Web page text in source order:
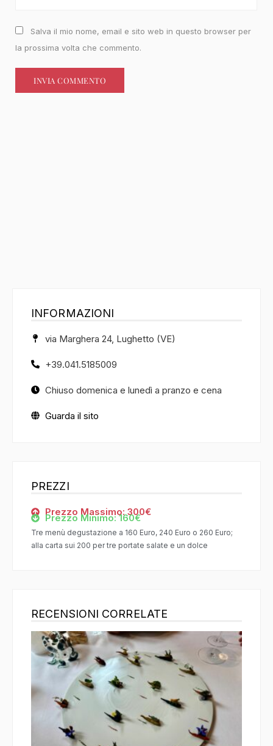
Salva il mio nome, email e sito web in questo browser per
la prossima volta che commento.
INFORMAZIONI
via Marghera 24, Lughetto (VE)
+39.041.5185009
Chiuso domenica e lunedì a pranzo e cena
Guarda il sito
PREZZI
Prezzo Massimo: 300€
Prezzo Minimo: 160€
Tre menù degustazione a 160 Euro, 240 Euro o 260 Euro;
alla carta sui 200 per tre portate salate e un dolce
RECENSIONI CORRELATE